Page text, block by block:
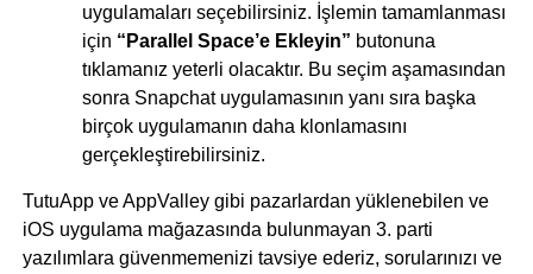
uygulamaları seçebilirsiniz. İşlemin tamamlanması
için “Parallel Space’e Ekleyin” butonuna
tıklamanız yeterli olacaktır. Bu seçim aşamasından
sonra Snapchat uygulamasının yanı sıra başka
birçok uygulamanın daha klonlamasını
gerçekleştirebilirsiniz.
TutuApp ve AppValley gibi pazarlardan yüklenebilen ve
iOS uygulama mağazasında bulunmayan 3. parti
yazılımlara güvenmemenizi tavsiye ederiz, sorularınızı ve